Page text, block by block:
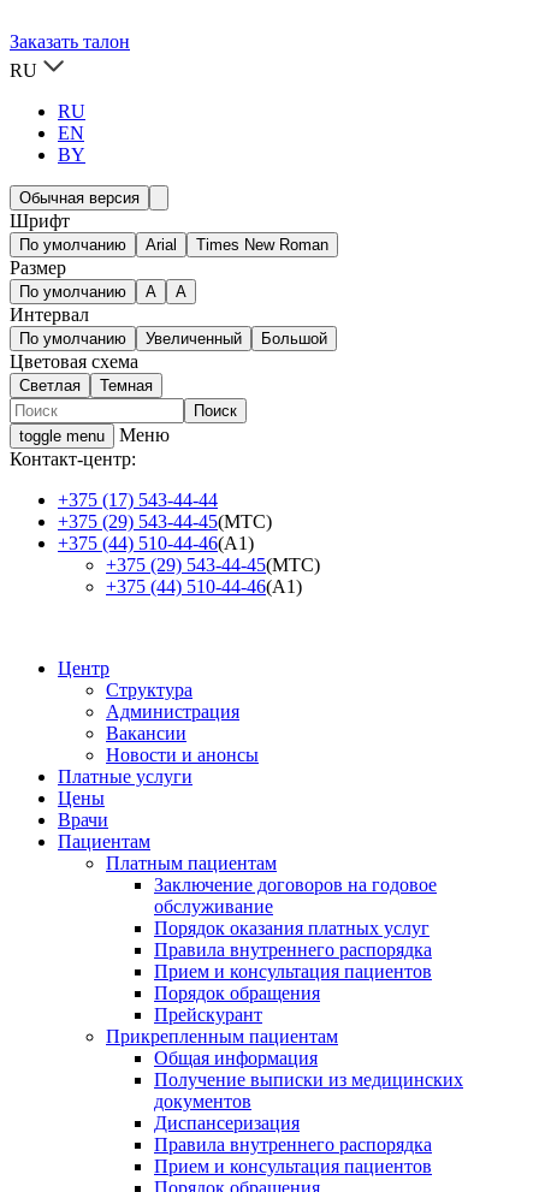
Заказать талон
RU
RU
EN
BY
Обычная версия
Шрифт
По умолчанию Arial Times New Roman
Размер
По умолчанию A A
Интервал
По умолчанию Увеличенный Большой
Цветовая схема
Светлая Темная
toggle menu
Меню
Контакт-центр:
+375 (17) 543-44-44
+375 (29) 543-44-45(МТС)
+375 (44) 510-44-46(А1)
+375 (29) 543-44-45(МТС)
+375 (44) 510-44-46(А1)
Центр
Структура
Администрация
Вакансии
Новости и анонсы
Платные услуги
Цены
Врачи
Пациентам
Платным пациентам
Заключение договоров на годовое
обслуживание
Порядок оказания платных услуг
Правила внутреннего распорядка
Прием и консультация пациентов
Порядок обращения
Прейскурант
Прикрепленным пациентам
Общая информация
Получение выписки из медицинских
документов
Диспансеризация
Правила внутреннего распорядка
Прием и консультация пациентов
Порядок обращения